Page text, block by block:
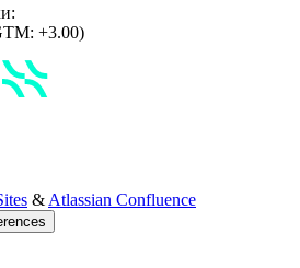
+3.00)
& Atlassian Confluence